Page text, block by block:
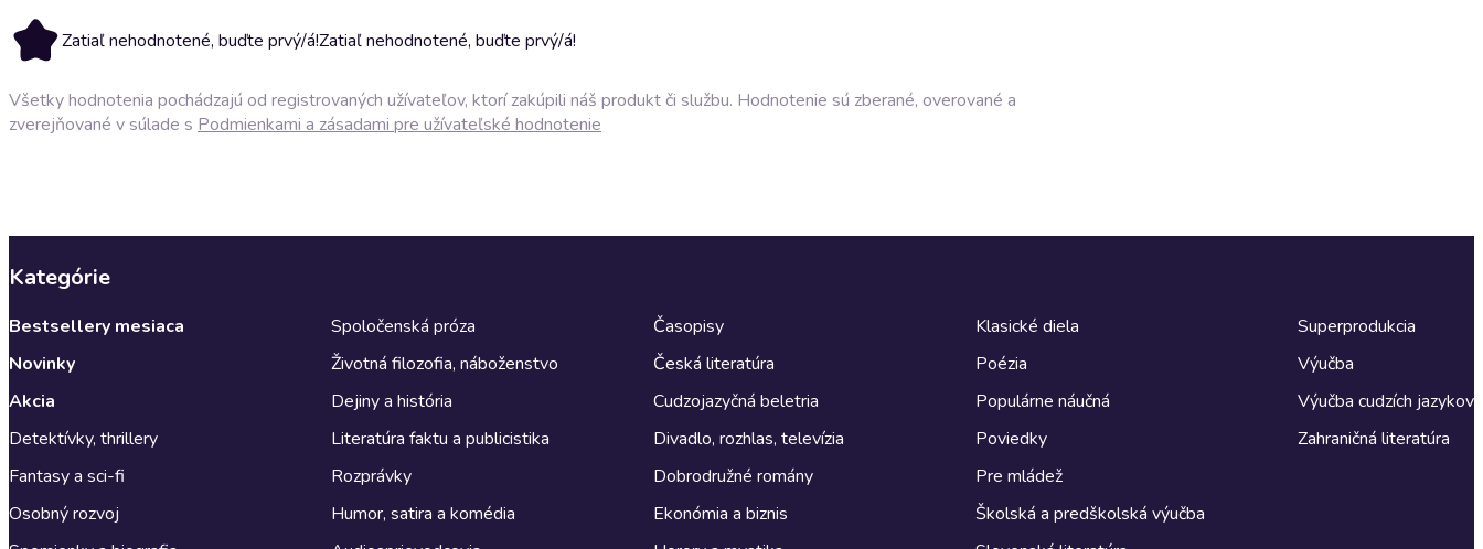
Zatiaľ nehodnotené, buďte prvý/á!Zatiaľ nehodnotené, buďte prvý/á!
Všetky hodnotenia pochádzajú od registrovaných užívateľov, ktorí zakúpili náš produkt či službu. Hodnotenie sú zberané, overované a
zverejňované v súlade s Podmienkami a zásadami pre užívateľské hodnotenie
Kategórie
Bestsellery mesiaca
Novinky
Akcia
Detektívky, thrillery
Fantasy a sci-fi
Osobný rozvoj
Spoločenská próza
Životná filozofia, náboženstvo
Dejiny a história
Literatúra faktu a publicistika
Rozprávky
Humor, satira a komédia
Časopisy
Česká literatúra
Cudzojazyčná beletria
Divadlo, rozhlas, televízia
Dobrodružné romány
Ekonómia a biznis
Klasické diela
Poézia
Populárne náučná
Poviedky
Pre mládež
Školská a predškolská výučba
Superprodukcia
Výučba
Výučba cudzích jazykov
Zahraničná literatúra